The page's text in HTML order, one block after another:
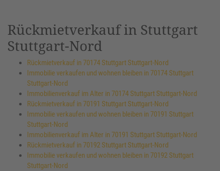
Rückmietverkauf in Stuttgart
Stuttgart-Nord
Rückmietverkauf in 70174 Stuttgart Stuttgart-Nord
Immobilie verkaufen und wohnen bleiben in 70174 Stuttgart
Stuttgart-Nord
Immobilienverkauf im Alter in 70174 Stuttgart Stuttgart-Nord
Rückmietverkauf in 70191 Stuttgart Stuttgart-Nord
Immobilie verkaufen und wohnen bleiben in 70191 Stuttgart
Stuttgart-Nord
Immobilienverkauf im Alter in 70191 Stuttgart Stuttgart-Nord
Rückmietverkauf in 70192 Stuttgart Stuttgart-Nord
Immobilie verkaufen und wohnen bleiben in 70192 Stuttgart
Stuttgart-Nord